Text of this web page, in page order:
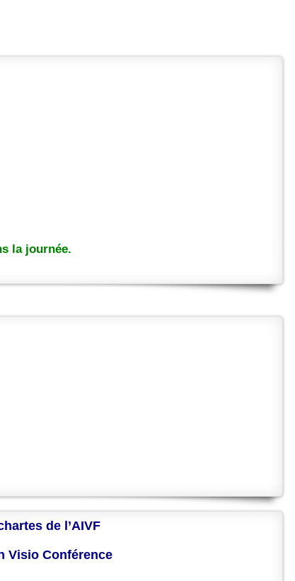
la journée.
de l’AIVF
Visio Conférence